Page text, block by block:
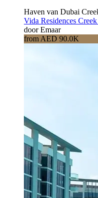
Haven van Dubai
Vida Residences
door Emaar
from AED 90.0K